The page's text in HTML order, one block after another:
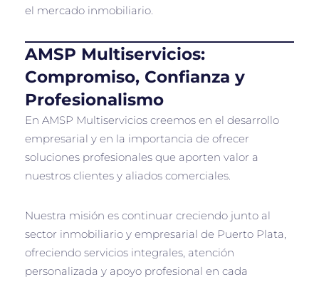
el mercado inmobiliario.
AMSP Multiservicios:
Compromiso, Confianza y
Profesionalismo
En AMSP Multiservicios creemos en el desarrollo
empresarial y en la importancia de ofrecer
soluciones profesionales que aporten valor a
nuestros clientes y aliados comerciales.
Nuestra misión es continuar creciendo junto al
sector inmobiliario y empresarial de Puerto Plata,
ofreciendo servicios integrales, atención
personalizada y apoyo profesional en cada